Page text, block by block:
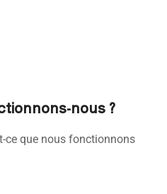
nous ?
ce que nous fonctionnons